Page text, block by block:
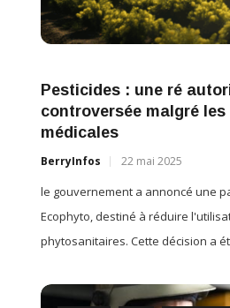
Pesticides : une ré
controversée malgré
médicales
BerryInfos 22 mai 2025
le gouvernement a annoncé une
Ecophyto, destiné à réduire
phytosanitaires. Cette décision a